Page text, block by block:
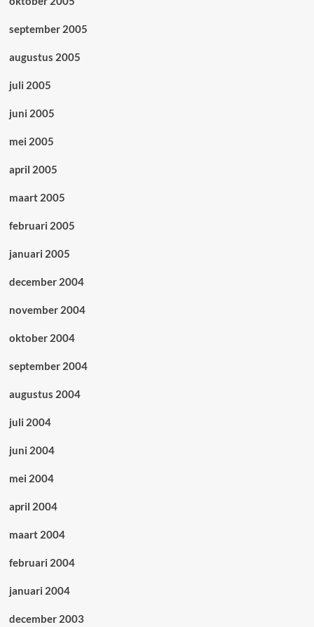
september 2005
augustus 2005
juli 2005
juni 2005
mei 2005
april 2005
maart 2005
februari 2005
januari 2005
december 2004
november 2004
oktober 2004
september 2004
augustus 2004
juli 2004
juni 2004
mei 2004
april 2004
maart 2004
februari 2004
januari 2004
december 2003